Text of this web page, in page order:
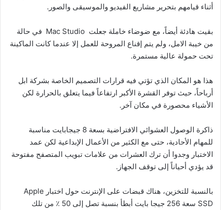
أثناء قيامهم بتحرير مشاريع الفيديو والموسيقى والصور.
بقيت هادئة أيضاً، مع ضوضاء خاملة جعلت Mac Studio في حالة
من خيبة الامل، ولم يتم إقناع المروحة للعمل إلا عندما كانت الماكينة
تحت حمولة عالية مستمرة.
هذا هو المكان الذي تؤتي فيه قرارات التصميم الخاصة بشركة ابل
أرباحاً، حيث توفر القشرة الأكبر ارتفاعاً فيما يتعلق بالحرارة لكن
الأشياء محصورة في مكان آخر.
ذاكرة الوصول العشوائي الافتراضية بسعة 8 جيجابايت مناسبة
للمهام الأحادية، حتى مع الكثير من الأعمال الإبداعية لكن عمد
الاختبار وجدوا أن ترك العشرات من علامات تبويب المتصفح مفتوحة
قد يؤدي أحياناً إلى توقف الجهاز.
بالنسبة للتخزين، هناك قبضات على الإنترنت حول اختبار Apple
SSD سعة 256 جيجا بايت أبطأ بنسبة تصل إلى 50 ٪ من تلك